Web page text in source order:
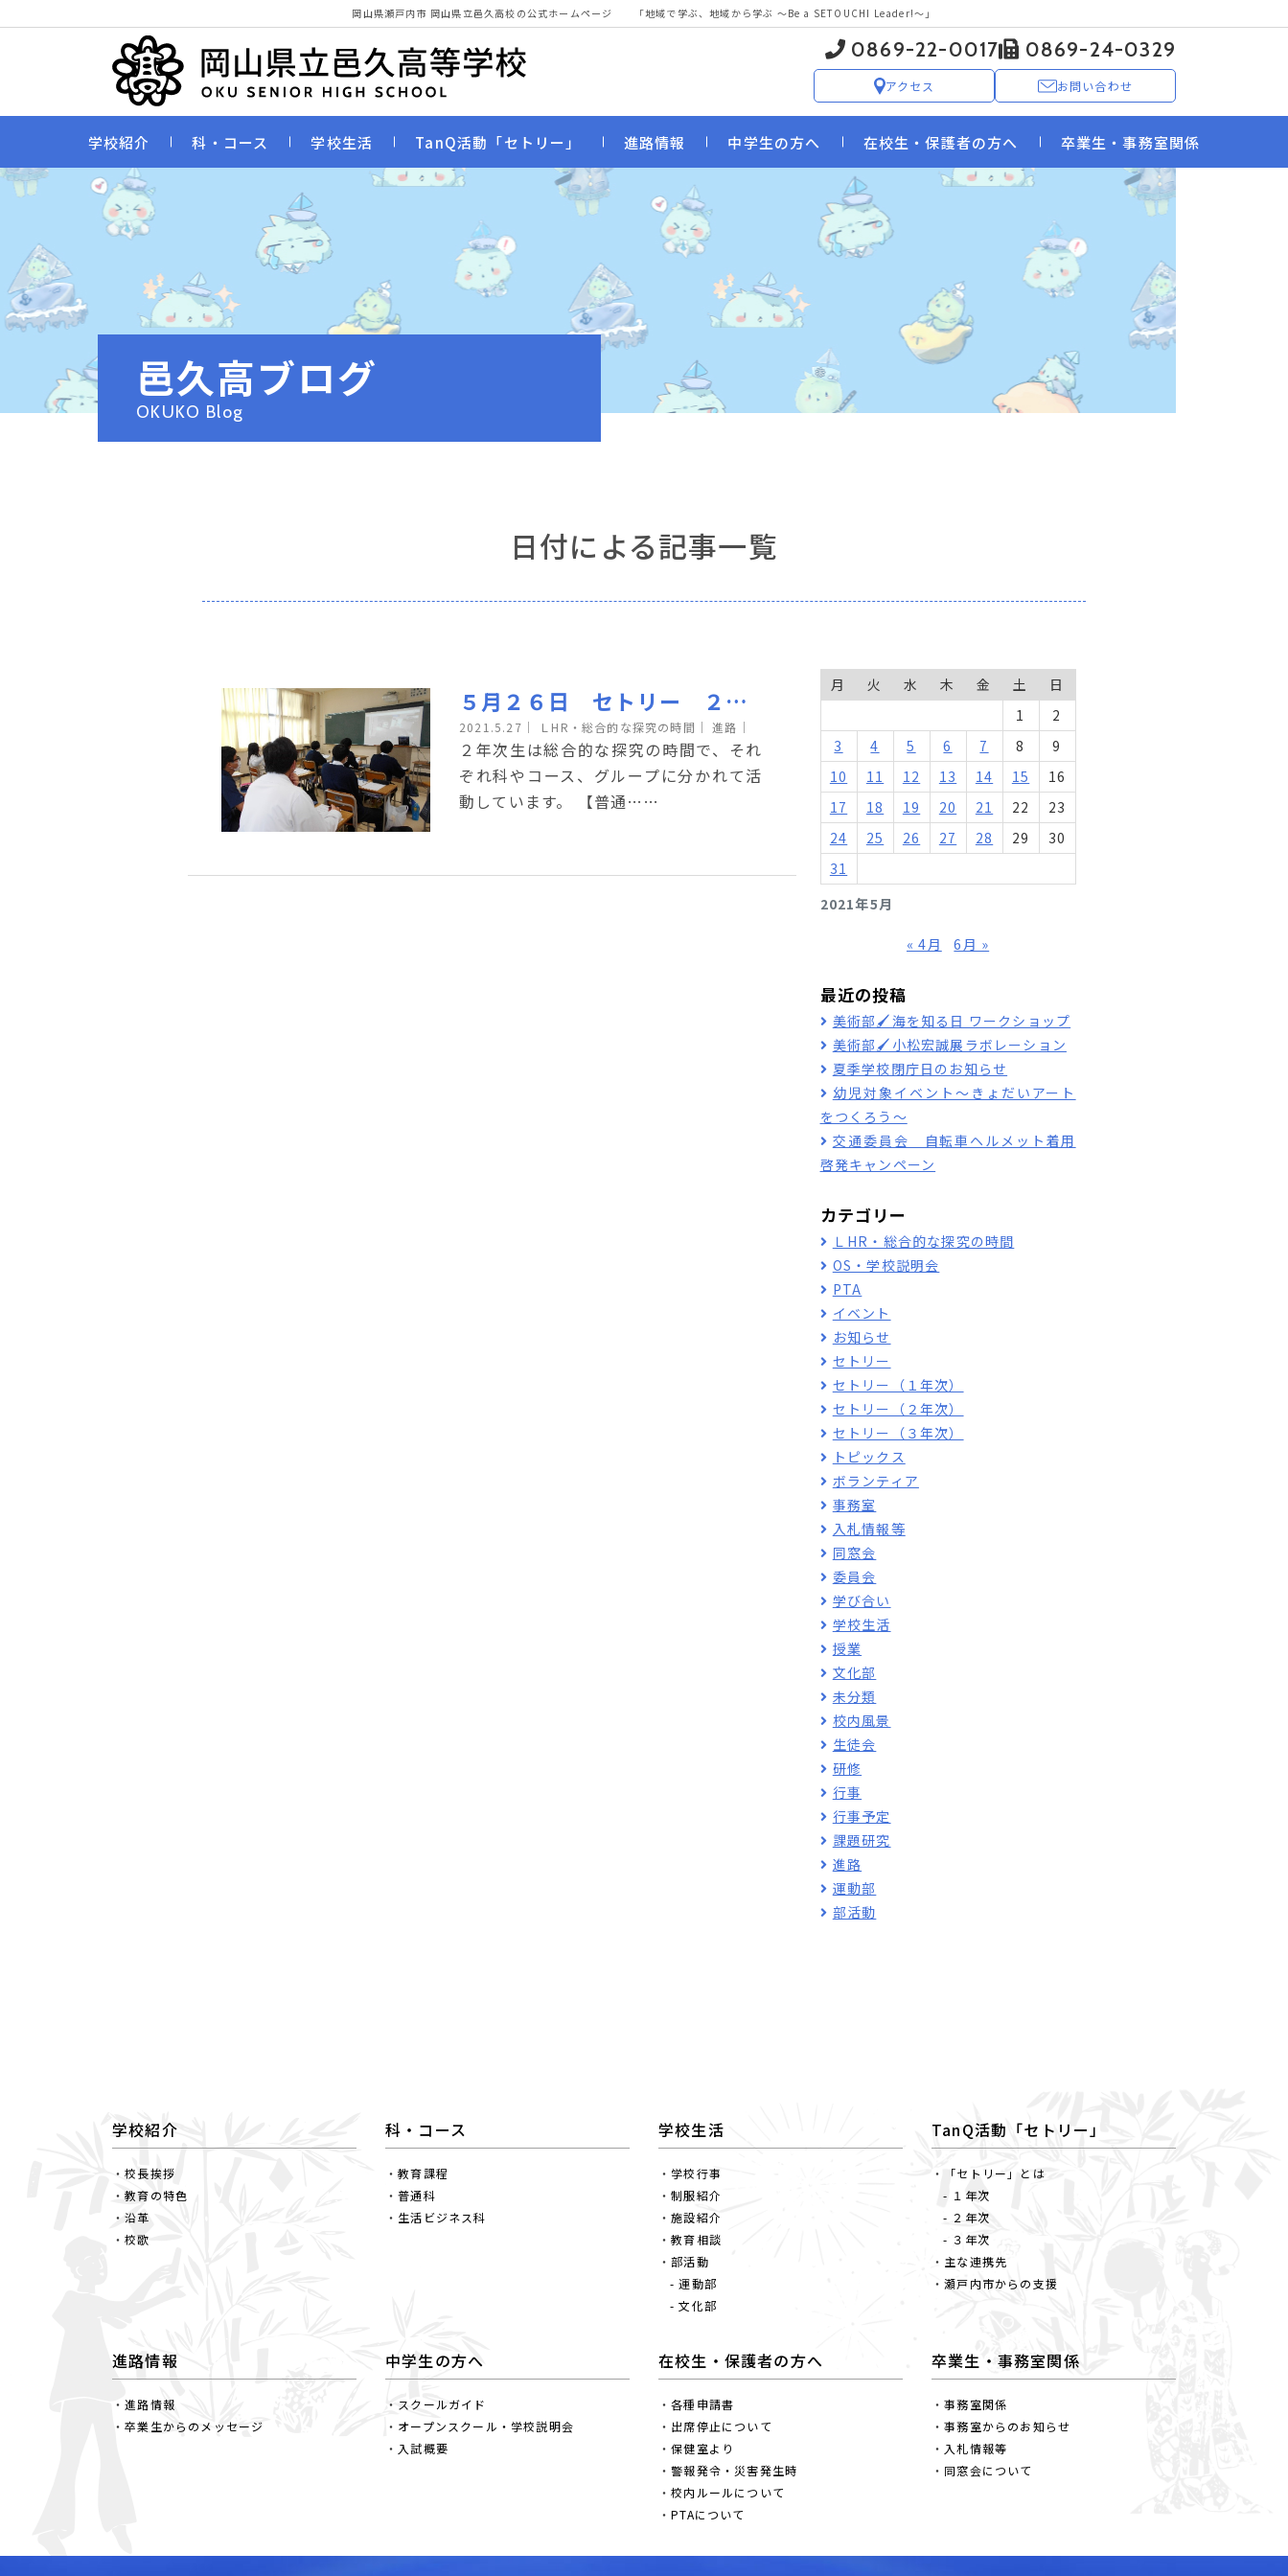
岡山県瀬戸内市 岡山県立邑久高校の公式ホームページ 「地域で学ぶ、地域から学ぶ 〜Be a SETOUCHI Leader!〜」
0869-22-0017 0869-24-0329
アクセス お問い合わせ
学校紹介 科・コース 学校生活 TanQ活動「セトリー」 進路情報 中学生の方へ 在校生・保護者の方へ 卒業生・事務室関係
邑久高ブログ
OKUKO Blog
日付による記事一覧
５月２６日 セトリー ２年次生の活動
2021.5.27 ｜ ＬHR・総合的な探究の時間｜進路｜
２年次生は総合的な探究の時間で、それ
ぞれ科やコース、グループに分かれて活
動しています。 【普通……
2021年5月
月 火 水 木 金 土
日
1
2
3
4 5 6 7 8
9
10
11 12 13 14 15
16
17
18 19 20 21 22
23
24
25 26 27 28 29
30
31
« 4月 6月 »
最近の投稿
美術部🖌海を知る日 ワークショップ
美術部🖌小松宏誠展ラボレーション
夏季学校閉庁日のお知らせ
幼児対象イベント～きょだいアート
をつくろう～
交通委員会 自転車ヘルメット着用
啓発キャンペーン
カテゴリー
ＬHR・総合的な探究の時間
OS・学校説明会
PTA
イベント
お知らせ
セトリー
セトリー（１年次）
セトリー（２年次）
セトリー（３年次）
トピックス
ボランティア
事務室
入札情報等
同窓会
委員会
学び合い
学校生活
授業
文化部
未分類
校内風景
生徒会
研修
行事
行事予定
課題研究
進路
運動部
部活動
学校紹介
校長挨拶
教育の特色
沿革
校歌
科・コース
教育課程
普通科
生活ビジネス科
学校生活
学校行事
制服紹介
施設紹介
教育相談
部活動
- 運動部
- 文化部
TanQ活動「セトリー」
「セトリー」とは
- １年次
- ２年次
- ３年次
主な連携先
瀬戸内市からの支援
進路情報
進路情報
卒業生からのメッセージ
中学生の方へ
スクールガイド
オープンスクール・学校説明会
入試概要
在校生・保護者の方へ
各種申請書
出席停止について
保健室より
警報発令・災害発生時
校内ルールについて
PTAについて
卒業生・事務室関係
事務室関係
事務室からのお知らせ
入札情報等
同窓会について